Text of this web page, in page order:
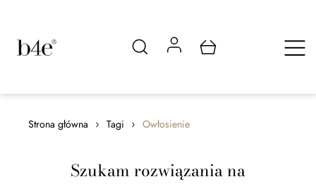
Strona główna › Tagi › Owłosienie
Szukam rozwiązania na